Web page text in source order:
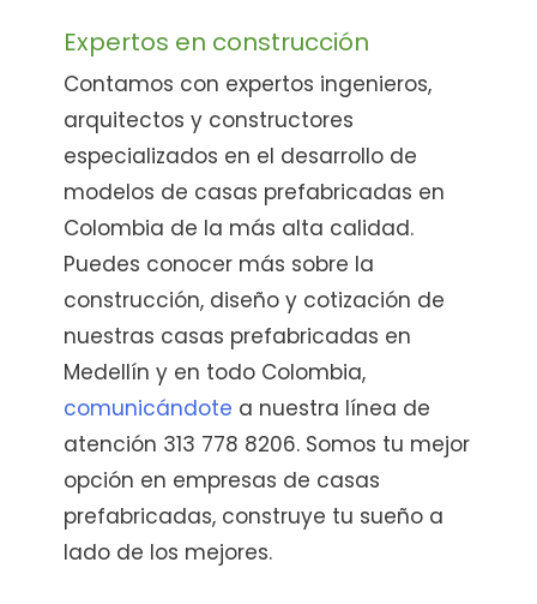
Expertos en construcción
Contamos con expertos ingenieros,
arquitectos y constructores
especializados en el desarrollo de
modelos de casas prefabricadas en
Colombia de la más alta calidad.
Puedes conocer más sobre la
construcción, diseño y cotización de
nuestras casas prefabricadas en
Medellín y en todo Colombia,
comunicándote a nuestra línea de
atención 313 778 8206. Somos tu mejor
opción en empresas de casas
prefabricadas, construye tu sueño a
lado de los mejores.